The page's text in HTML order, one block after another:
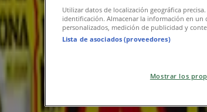
Utilizar datos de localización geográfica
identificación. Almacenar la información en
personalizados, medición de publicidad y
Lista de asociados (proveedores)
Mostrar los